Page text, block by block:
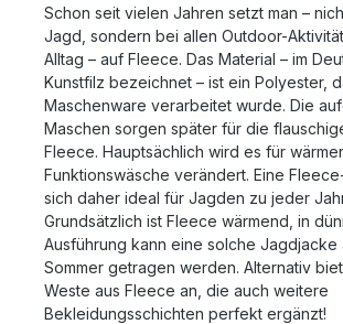
Schon seit vielen Jahren setzt man –
Jagd, sondern bei allen Outdoor-
Alltag – auf Fleece. Das Material – im
Kunstfilz bezeichnet – ist ein Polyester,
Maschenware verarbeitet wurde. Die
Maschen sorgen später für die
Fleece. Hauptsächlich wird es für
Funktionswäsche verändert. Eine
sich daher ideal für Jagden zu jeder
Grundsätzlich ist Fleece wärmend, in
Ausführung kann eine solche Jagdjacke
Sommer getragen werden. Alternativ
Weste aus Fleece an, die auch weitere
Bekleidungsschichten perfekt ergänzt!